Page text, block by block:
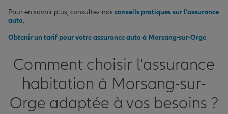
Pour en savoir plus, consultez nos conseils pratiques sur l'assurance
auto.
Obtenir un tarif pour votre assurance auto à Morsang-sur-Orge
Comment choisir l'assurance
habitation à Morsang-sur-
Orge adaptée à vos besoins ?